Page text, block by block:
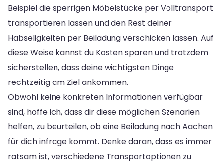
Beispiel die sperrigen Möbelstücke per Volltransport
transportieren lassen und den Rest deiner
Habseligkeiten per Beiladung verschicken lassen. Auf
diese Weise kannst du Kosten sparen und trotzdem
sicherstellen, dass deine wichtigsten Dinge
rechtzeitig am Ziel ankommen.
Obwohl keine konkreten Informationen verfügbar
sind, hoffe ich, dass dir diese möglichen Szenarien
helfen, zu beurteilen, ob eine Beiladung nach Aachen
für dich infrage kommt. Denke daran, dass es immer
ratsam ist, verschiedene Transportoptionen zu